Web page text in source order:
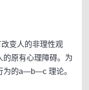
变人的非理性观
的原有心理障碍。为
为的a—b—c 理论。